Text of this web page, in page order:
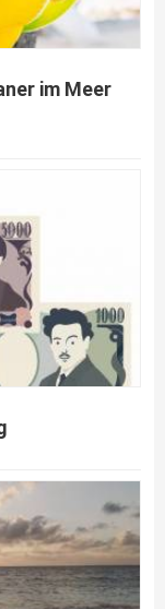
im Meer